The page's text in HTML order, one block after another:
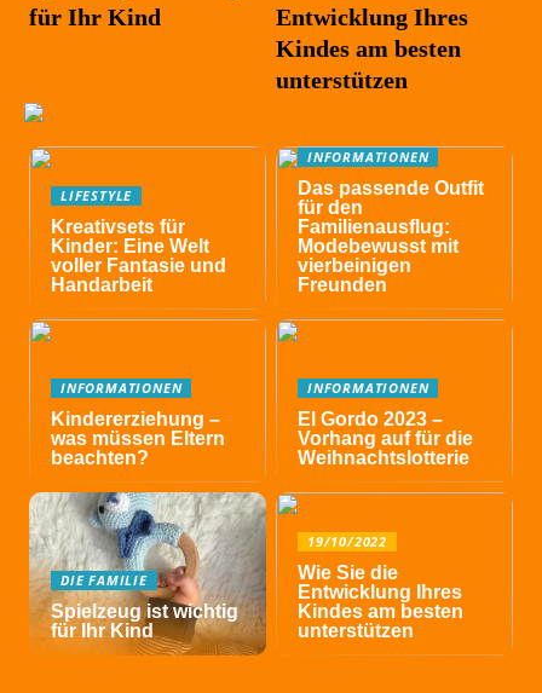
für Ihr Kind
Entwicklung Ihres
Kindes am besten
unterstützen
LIFESTYLE
Kreativsets für
Kinder: Eine Welt
voller Fantasie und
Handarbeit
INFORMATIONEN
Das passende Outfit
für den
Familienausflug:
Modebewusst mit
vierbeinigen
Freunden
INFORMATIONEN
Kindererziehung –
was müssen Eltern
beachten?
INFORMATIONEN
El Gordo 2023 –
Vorhang auf für die
Weihnachtslotterie
DIE FAMILIE
Spielzeug ist wichtig
für Ihr Kind
19/10/2022
Wie Sie die
Entwicklung Ihres
Kindes am besten
unterstützen